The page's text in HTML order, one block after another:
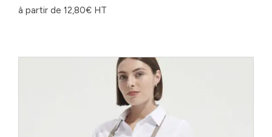
à partir de 12,80€ HT